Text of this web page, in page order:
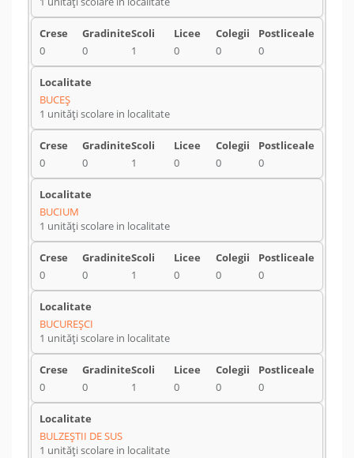
0 0 1 0 0 0
BUCEŞ
1 unități scolare in localitate
0 0 1 0 0 0
BUCIUM
1 unități scolare in localitate
0 0 1 0 0 0
BUCUREŞCI
1 unități scolare in localitate
0 0 1 0 0 0
BULZEŞTII DE SUS
1 unități scolare in localitate